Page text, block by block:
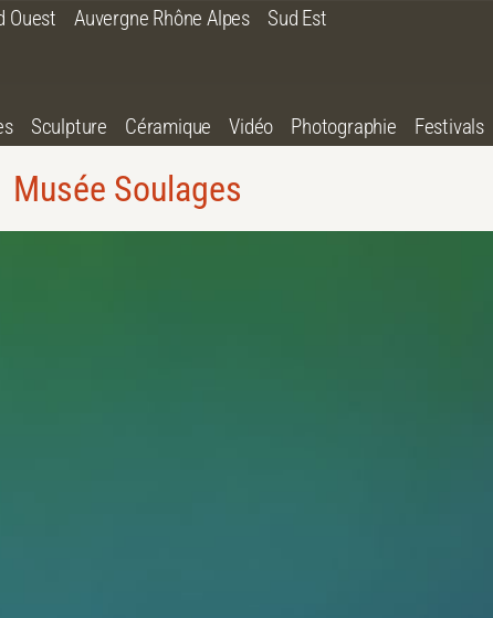
Ouest Auvergne Rhône Alpes Sud Est
Sculpture Céramique Vidéo Photographie Festivals
Musée Soulages